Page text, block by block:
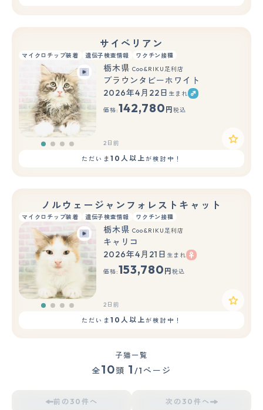
サイベリアン
マイクロチップ装着 遺伝子検査情報 ワクチン接種
栃木県 Coo&RIKU足利店
ブラウンタビーホワイト
2026年4月22日 生まれ
価格:142,780 円 税込
2日前
ただいま 10人以上が検討中！
ノルウェージャンフォレストキャット
マイクロチップ装着 遺伝子検査情報 ワクチン接種
栃木県 Coo&RIKU足利店
キャリコ
2026年4月21日 生まれ
価格:153,780 円 税込
2日前
ただいま 10人以上が検討中！
子猫一覧
全10頭 1 /1ページ
前の30件へ 次の30件へ